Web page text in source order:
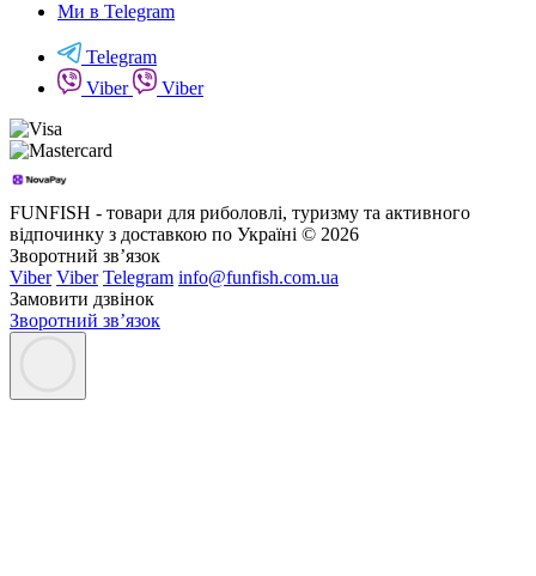
Ми в Telegram
Telegram
Viber
Viber
FUNFISH - товари для риболовлі, туризму та активного
відпочинку з доставкою по Україні © 2026
Зворотний зв’язок
Viber Viber Telegram info@funfish.com.ua
Замовити дзвінок
Зворотний зв’язок